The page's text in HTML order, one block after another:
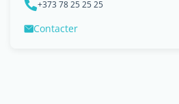
+373 78 25 25 25
Contacter